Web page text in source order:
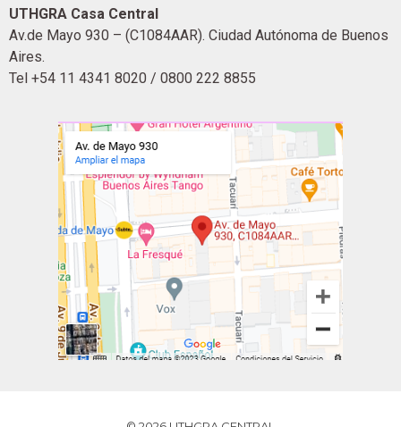
UTHGRA Casa Central
Av.de Mayo 930 – (C1084AAR). Ciudad Autónoma de Buenos
Aires.
Tel +54 11 4341 8020 / 0800 222 8855